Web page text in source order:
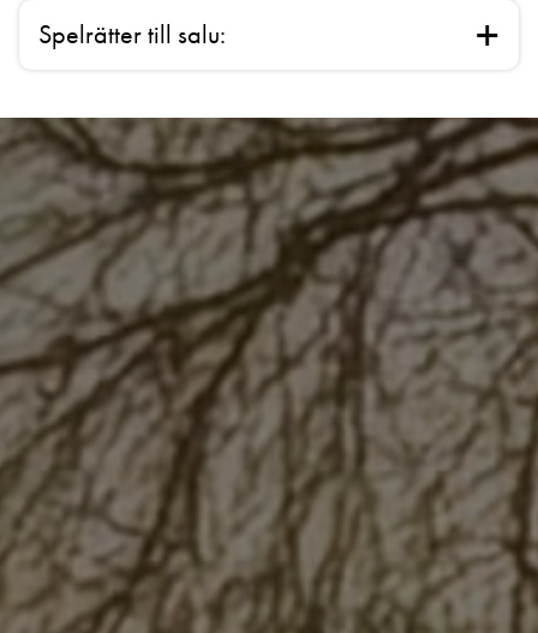
Spelrätter till salu: